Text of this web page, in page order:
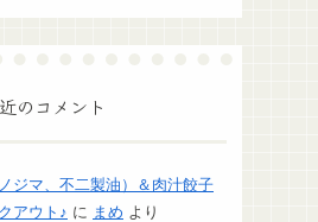
のコメント
ジマ、不二製油）＆肉汁餃子
アウト♪ に まめ より